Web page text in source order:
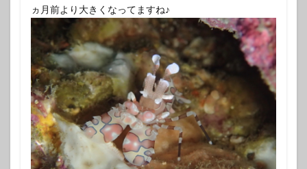
ヵ月前より大きくなってますね♪